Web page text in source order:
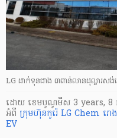
LG ដាក់ទុនជាង ៣ពាន់លានដុល្លារសង់
ដោយ ​ ខេមបូណូមីស 3 years,
អំពី ក្រុមហ៊ុនកូរ៉េ LG Chem រោ
EV